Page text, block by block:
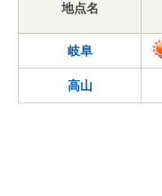
地点名
岐阜
高山